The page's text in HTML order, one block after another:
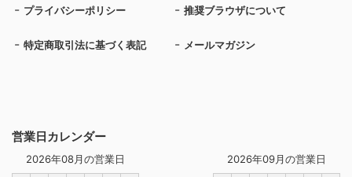
営業日カレンダー
2026年08月の営業日 2026年09月の営業日
プライバシーポリシー 推奨ブラウザについて
特定商取引法に基づく表記 メールマガジン